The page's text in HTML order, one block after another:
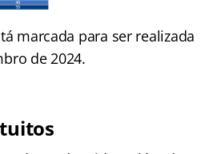
marcada para ser realizada
de 2024.